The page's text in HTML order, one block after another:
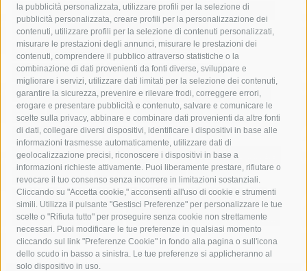
la pubblicità personalizzata, utilizzare profili per la selezione di
pubblicità personalizzata, creare profili per la personalizzazione dei
contenuti, utilizzare profili per la selezione di contenuti personalizzati,
misurare le prestazioni degli annunci, misurare le prestazioni dei
contenuti, comprendere il pubblico attraverso statistiche o la
combinazione di dati provenienti da fonti diverse, sviluppare e
migliorare i servizi, utilizzare dati limitati per la selezione dei contenuti,
garantire la sicurezza, prevenire e rilevare frodi, correggere errori,
erogare e presentare pubblicità e contenuto, salvare e comunicare le
scelte sulla privacy, abbinare e combinare dati provenienti da altre fonti
di dati, collegare diversi dispositivi, identificare i dispositivi in base alle
informazioni trasmesse automaticamente, utilizzare dati di
geolocalizzazione precisi, riconoscere i dispositivi in base a
informazioni richieste attivamente. Puoi liberamente prestare, rifiutare o
revocare il tuo consenso senza incorrere in limitazioni sostanziali.
Cliccando su "Accetta cookie," acconsenti all'uso di cookie e strumenti
simili. Utilizza il pulsante "Gestisci Preferenze" per personalizzare le tue
scelte o "Rifiuta tutto" per proseguire senza cookie non strettamente
necessari. Puoi modificare le tue preferenze in qualsiasi momento
cliccando sul link "Preferenze Cookie" in fondo alla pagina o sull'icona
dello scudo in basso a sinistra. Le tue preferenze si applicheranno al
solo dispositivo in uso.
Asl Napoli 3 sud
capitaneria di porto capri
carabinieri
castellammare di stabia
circumvesuviana
comune di sorrento
concerto
contagi
costiera amalfitana
covid-19 eav
elezioni
fondazione sorrento
gori guardia costiera
incidente
lavori
lorenzo balducelli mare
massa lubrense
massimo coppola
Meta napoli
ordinanza
penisola sorrentina
piano di sorrento
polizia municipale
protezione civile
Regione Campania
sant'agnello
sindaco cuomo
sorrento studenti temporali
treni
turismo
Vico Equense villa fiorentino vincenzo de luca